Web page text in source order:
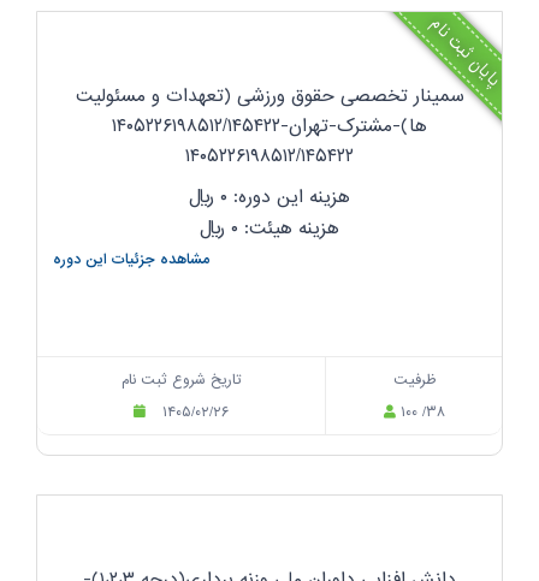
پایان ثبت نام
سمینار تخصصی حقوق ورزشی (تعهدات و مسئولیت
ها)-مشترک-تهران-۱۴۰۵۲۲۶۱۹۸۵۱۲/۱۴۵۴۲۲
۱۴۰۵۲۲۶۱۹۸۵۱۲/۱۴۵۴۲۲
هزینه این دوره: ۰
ریال
هزینه هیئت: ۰
ریال
مشاهده جزئیات این دوره
تاریخ شروع ثبت نام
۱۴۰۵/۰۲/۲۶
ظرفیت
۱۰۰ /۳۸